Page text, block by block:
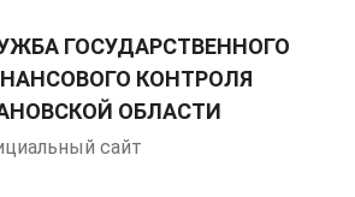
ГОСУДАРСТВЕННОГО
КОНТРОЛЯ
ОБЛАСТИ
сайт